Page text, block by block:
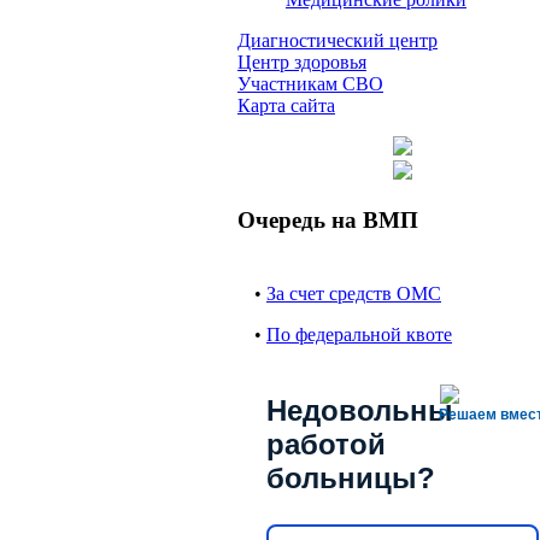
Диагностический центр
Центр здоровья
Участникам СВО
Карта сайта
Очередь на ВМП
• За счет средств ОМС
• По федеральной квоте
Решаем
Недовольны
работой
больницы?